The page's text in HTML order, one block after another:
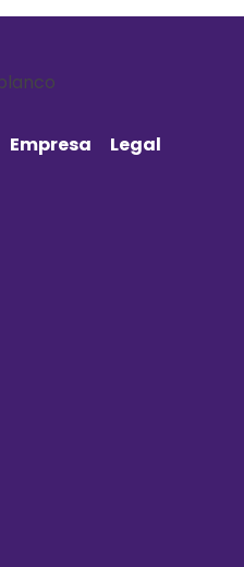
Empresa Legal